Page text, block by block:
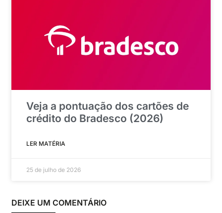
Veja a pontuação dos cartões de
crédito do Bradesco (2026)
LER MATÉRIA
25 de julho de 2026
DEIXE UM COMENTÁRIO